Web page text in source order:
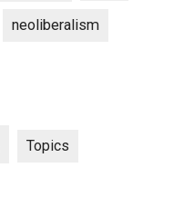
neoliberalism
Topics